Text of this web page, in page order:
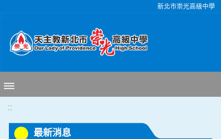
新北市崇光高級中學
:::
最新消息